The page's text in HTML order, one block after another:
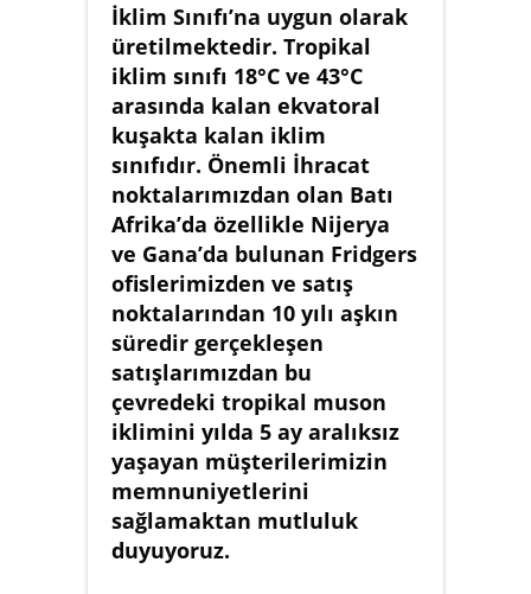
İklim Sınıfı’na uygun olarak
üretilmektedir. Tropikal
iklim sınıfı 18°C ve 43°C
arasında kalan ekvatoral
kuşakta kalan iklim
sınıfıdır. Önemli İhracat
noktalarımızdan olan Batı
Afrika’da özellikle Nijerya
ve Gana’da bulunan Fridgers
ofislerimizden ve satış
noktalarından 10 yılı aşkın
süredir gerçekleşen
satışlarımızdan bu
çevredeki tropikal muson
iklimini yılda 5 ay aralıksız
yaşayan müşterilerimizin
memnuniyetlerini
sağlamaktan mutluluk
duyuyoruz.